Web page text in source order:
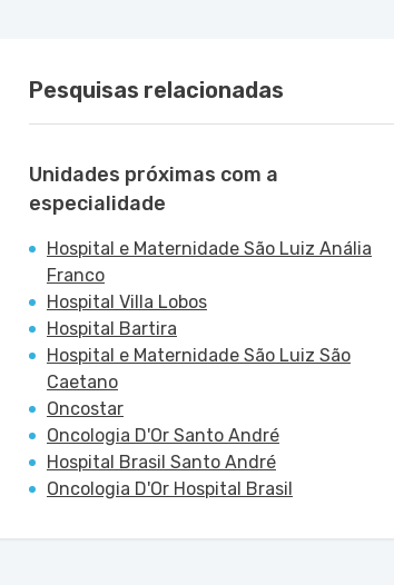
Pesquisas relacionadas
Unidades próximas com a
especialidade
Hospital e Maternidade São Luiz Anália
Franco
Hospital Villa Lobos
Hospital Bartira
Hospital e Maternidade São Luiz São
Caetano
Oncostar
Oncologia D'Or Santo André
Hospital Brasil Santo André
Oncologia D'Or Hospital Brasil